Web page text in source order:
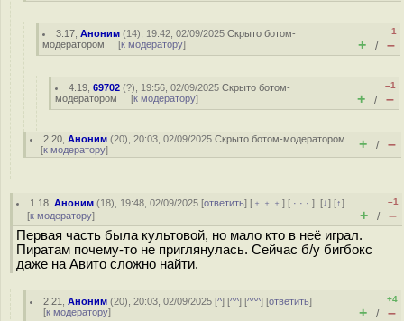
3.17 ,Аноним (14), 19:42, 02/09/2025Скрыто ботом-
модератором [к модератору]
–1
+ / –
4.19 ,69702 (?), 19:56, 02/09/2025Скрыто ботом-
модератором [к модератору]
–1
+ / –
2.20 ,Аноним (20), 20:03, 02/09/2025Скрыто ботом-модератором
[к модератору] + / –
1.18 ,Аноним (18), 19:48, 02/09/2025 [ответить] [ ﹢﹢﹢] [ · · ·][↓] [↑]
[к модератору]
–1
+ / –
Первая часть была культовой, но мало кто в неё играл.
Пиратам почему-то не приглянулась. Сейчас б/у бигбокс
даже на Авито сложно найти.
2.21 ,Аноним (20), 20:03, 02/09/2025 [^] [^^] [^^^] [ответить]
[к модератору]
+4
+ / –